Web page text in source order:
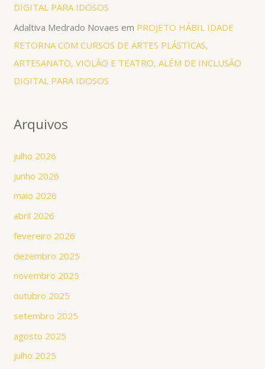
DIGITAL PARA IDOSOS
Adaltiva Medrado Novaes em PROJETO HÁBIL IDADE
RETORNA COM CURSOS DE ARTES PLÁSTICAS,
ARTESANATO, VIOLÃO E TEATRO, ALÉM DE INCLUSÃO
DIGITAL PARA IDOSOS
Arquivos
julho 2026
junho 2026
maio 2026
abril 2026
fevereiro 2026
dezembro 2025
novembro 2025
outubro 2025
setembro 2025
agosto 2025
julho 2025